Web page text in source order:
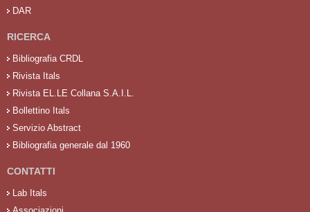
DAR
RICERCA
Bibliografia CRDL
Rivista Itals
Rivista EL.LE Collana S.A.I.L.
Bollettino Itals
Servizio Abstract
Bibliografia generale dal 1960
CONTATTI
Lab Itals